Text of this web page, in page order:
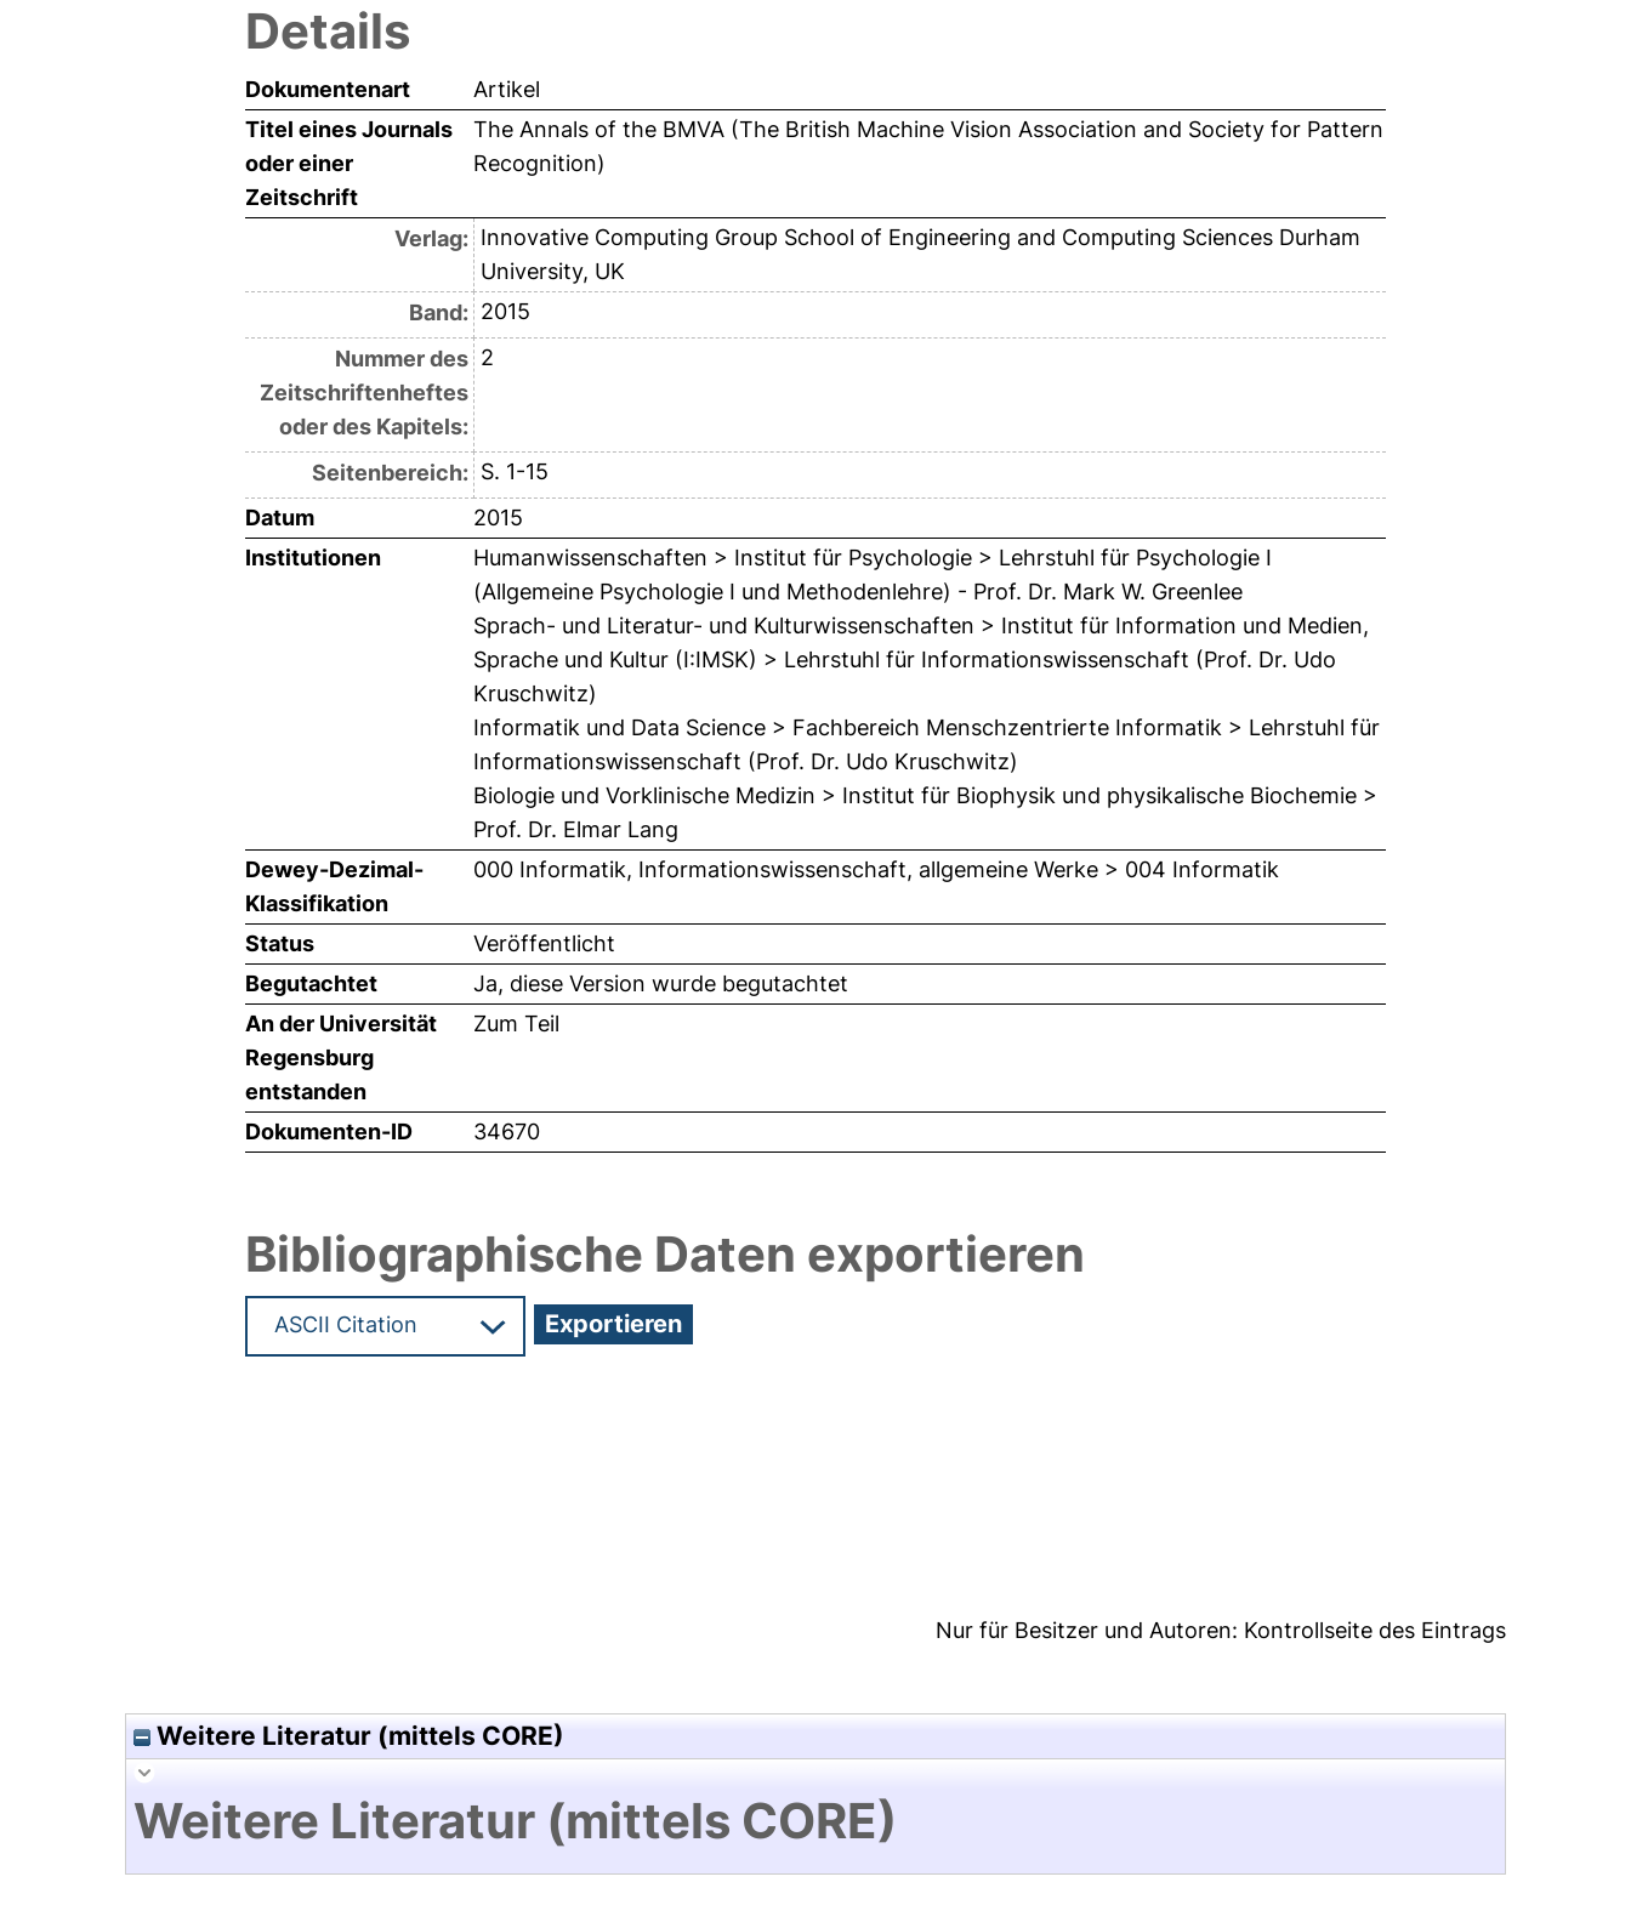
Details
Dokumentenart
Artikel
Titel eines Journals
oder einer
Zeitschrift
The Annals of the BMVA (The British Machine Vision Association and Society for Pattern
Recognition)
Verlag: Innovative Computing Group School of Engineering and Computing Sciences Durham
University, UK
Band: 2015
Nummer des
Zeitschriftenheftes
oder des Kapitels:
2
Seitenbereich: S. 1-15
Datum
2015
Institutionen
Humanwissenschaften > Institut für Psychologie > Lehrstuhl für Psychologie I
(Allgemeine Psychologie I und Methodenlehre) - Prof. Dr. Mark W. Greenlee
Sprach- und Literatur- und Kulturwissenschaften > Institut für Information und Medien,
Sprache und Kultur (I:IMSK) > Lehrstuhl für Informationswissenschaft (Prof. Dr. Udo
Kruschwitz)
Informatik und Data Science > Fachbereich Menschzentrierte Informatik > Lehrstuhl für
Informationswissenschaft (Prof. Dr. Udo Kruschwitz)
Biologie und Vorklinische Medizin > Institut für Biophysik und physikalische Biochemie >
Prof. Dr. Elmar Lang
Dewey-Dezimal-
Klassifikation
000 Informatik, Informationswissenschaft, allgemeine Werke > 004 Informatik
Status
Veröffentlicht
Begutachtet
Ja, diese Version wurde begutachtet
An der Universität
Regensburg
entstanden
Zum Teil
Dokumenten-ID 34670
Bibliographische Daten exportieren
Nur für Besitzer und Autoren: Kontrollseite des Eintrags
Weitere Literatur (mittels CORE)
Weitere Literatur (mittels CORE)